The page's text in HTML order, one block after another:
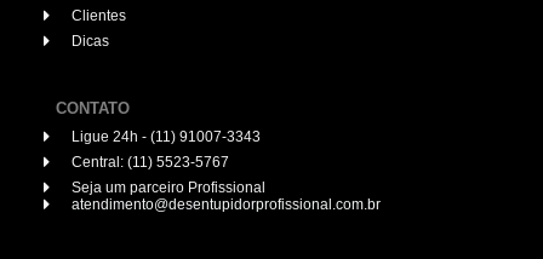
Clientes
Dicas
CONTATO
Ligue 24h - (11) 91007-3343
Central: (11) 5523-5767
Seja um parceiro Profissional
atendimento@desentupidorprofissional.com.br